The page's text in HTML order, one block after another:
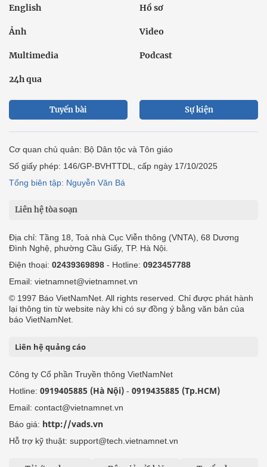
English Hồ sơ
Ảnh Video
Multimedia Podcast
24h qua
Tuyến bài Sự kiện
Cơ quan chủ quản: Bộ Dân tộc và Tôn giáo
Số giấy phép: 146/GP-BVHTTDL, cấp ngày 17/10/2025
Tổng biên tập: Nguyễn Văn Bá
Liên hệ tòa soạn
Địa chỉ: Tầng 18, Toà nhà Cục Viễn thông (VNTA), 68 Dương
Đình Nghệ, phường Cầu Giấy, TP. Hà Nội.
Điện thoại: 02439369898 - Hotline: 0923457788
Email: vietnamnet@vietnamnet.vn
© 1997 Báo VietNamNet. All rights reserved. Chỉ được phát hành
lại thông tin từ website này khi có sự đồng ý bằng văn bản của
báo VietNamNet.
Liên hệ quảng cáo
Công ty Cổ phần Truyền thông VietNamNet
Hotline: 0919405885 (Hà Nội) - 0919435885 (Tp.HCM)
Email: contact@vietnamnet.vn
Báo giá: http://vads.vn
Hỗ trợ kỹ thuật: support@tech.vietnamnet.vn